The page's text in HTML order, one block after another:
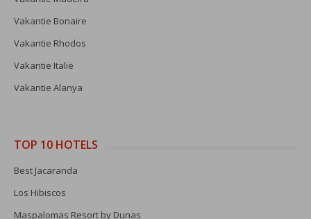
Vakantie Bonaire
Vakantie Rhodos
Vakantie Italië
Vakantie Alanya
TOP 10 HOTELS
Best Jacaranda
Los Hibiscos
Maspalomas Resort by Dunas